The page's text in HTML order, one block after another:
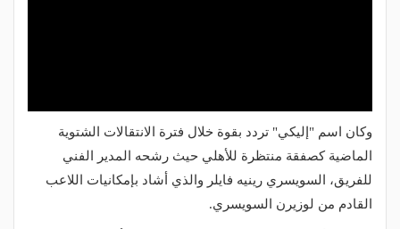
وكان اسم "إليكي" تردد بقوة خلال فترة الانتقالات الشتوية
الماضية كصفقة منتظرة للأهلي حيث رشحه المدير الفني
للفريق، السويسري رينيه فايلر والذي أشاد بإمكانيات اللاعب
القادم من لوزيرن السويسري.